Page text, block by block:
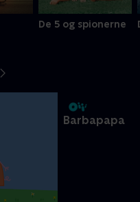
De 5 og spionerne